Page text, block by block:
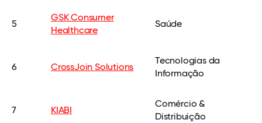
5
GSK Consumer
Healthcare
Saúde
6 CrossJoin Solutions
Tecnologias da
Informação
7 KIABI
Comércio &
Distribuição